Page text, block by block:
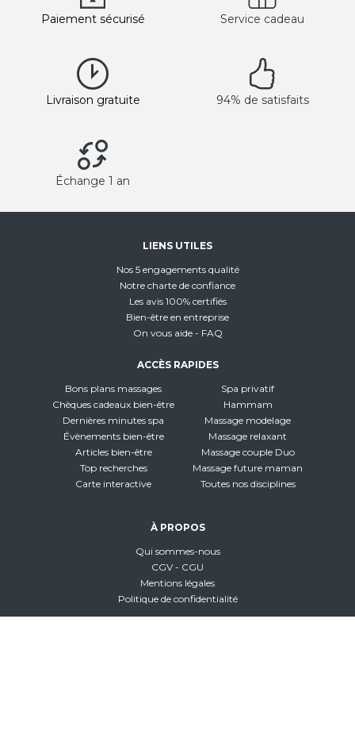
Paiement sécurisé Service cadeau
Livraison gratuite 94% de satisfaits
Échange 1 an
LIENS UTILES
Nos 5 engagements qualité
Notre charte de confiance
Les avis 100% certifiés
Bien-être en entreprise
On vous aide - FAQ
ACCÈS RAPIDES
Bons plans massages
Chèques cadeaux bien-être
Dernières minutes spa
Évènements bien-être
Articles bien-être
Top recherches
Carte interactive
Spa privatif
Hammam
Massage modelage
Massage relaxant
Massage couple Duo
Massage future maman
Toutes nos disciplines
À PROPOS
Qui sommes-nous
CGV - CGU
Mentions légales
Politique de confidentialité